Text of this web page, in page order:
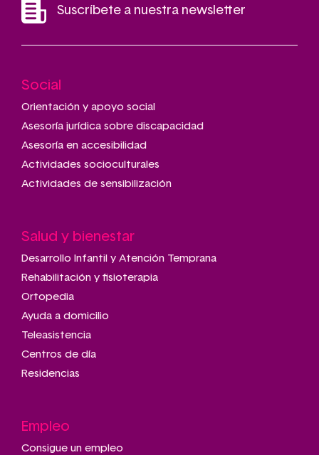
Suscríbete a nuestra newsletter
Main
navigation
Social
Orientación y apoyo social
Asesoría jurídica sobre discapacidad
Asesoría en accesibilidad
Actividades socioculturales
Actividades de sensibilización
Salud y bienestar
Desarrollo Infantil y Atención Temprana
Rehabilitación y fisioterapia
Ortopedia
Ayuda a domicilio
Teleasistencia
Centros de día
Residencias
Empleo
Consigue un empleo